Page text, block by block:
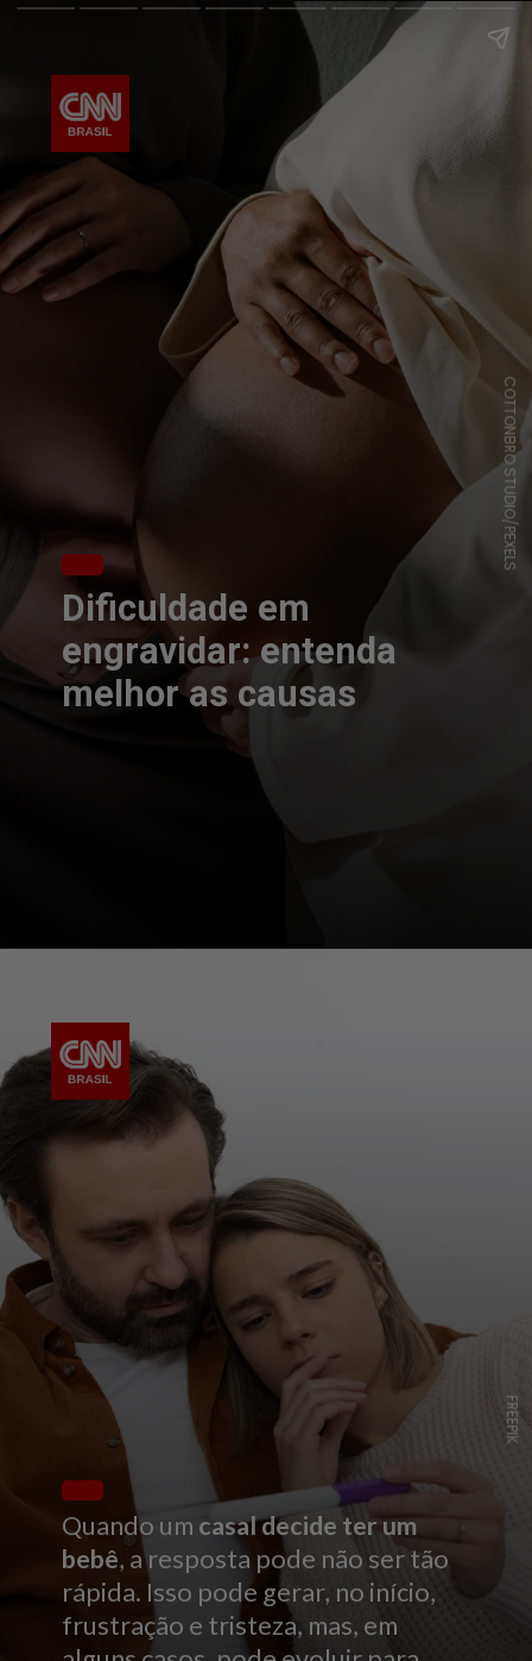
COTTONBRO STUDIO/PEXELS
Dificuldade em
engravidar: entenda
melhor as causas
FREEPIK
Quando um casal decide ter um
bebê, a resposta pode não ser tão
rápida. Isso pode gerar, no início,
frustração e tristeza, mas, em